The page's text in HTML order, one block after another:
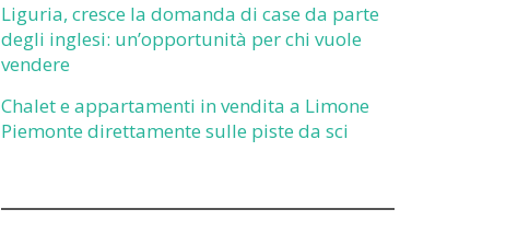
Liguria, cresce la domanda di case da parte
degli inglesi: un’opportunità per chi vuole
vendere
Chalet e appartamenti in vendita a Limone
Piemonte direttamente sulle piste da sci